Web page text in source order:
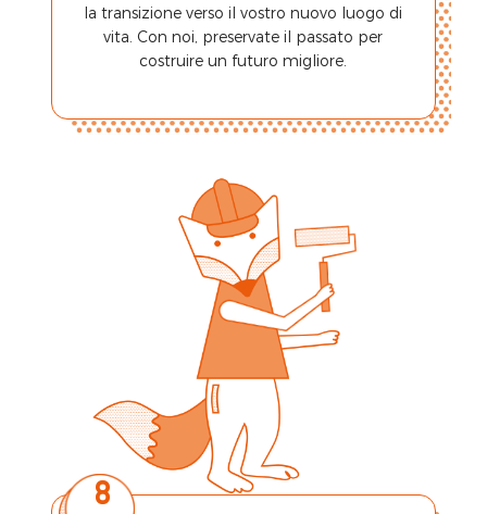
la transizione verso il vostro nuovo luogo di
vita. Con noi, preservate il passato per
costruire un futuro migliore.
8